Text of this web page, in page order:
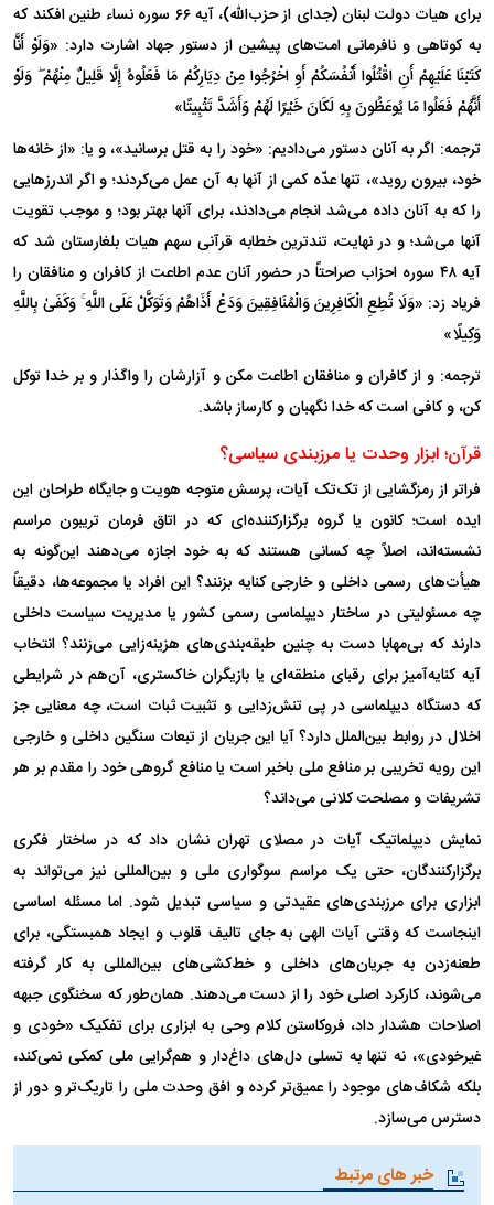
برای هیات دولت لبنان (جدای از حزب‌الله)، آیه ۶۶ سوره نساء طنین افکند که
به کوتاهی و نافرمانی امت‌های پیشین از دستور جهاد اشارت دارد: «وَلَوْ أَنَّا
کَتَبْنَا عَلَیْهِمْ أَنِ اقْتُلُوا أَنْفُسَکُمْ أَوِ اخْرُجُوا مِنْ دِیَارِکُمْ مَا فَعَلُوهُ إِلَّا قَلِیلٌ مِنْهُمْ ۖ وَلَوْ
أَنَّهُمْ فَعَلُوا مَا یُوعَظُونَ بِهِ لَکَانَ خَیْرًا لَهُمْ وَأَشَدَّ تَثْبِیتًا»
ترجمه: اگر به آنان دستور می‌دادیم: «خود را به قتل برسانید»، و یا: «از خانه‌ها
خود، بیرون روید»، تنها عدّه کمی از آنها به آن عمل می‌کردند؛ و اگر اندرز‌هایی
را که به آنان داده می‌شد انجام می‌دادند، برای آنها بهتر بود؛ و موجب تقویت
آنها می‌شد؛ و در نهایت، تندترین خطابه قرآنی سهم هیات بلغارستان شد که
آیه ۴۸ سوره احزاب صراحتاً در حضور آنان عدم اطاعت از کافران و منافقان را
فریاد زد: «وَلَا تُطِعِ الْکَافِرِینَ وَالْمُنَافِقِینَ وَدَعْ أَذَاهُمْ وَتَوَکَّلْ عَلَى اللَّهِ ۚ وَکَفَىٰ بِاللَّهِ
وَکِیلًا»
ترجمه: و از کافران و منافقان اطاعت مکن و آزارشان را واگذار و بر خدا توکل
کن، و کافی است که خدا نگهبان و کارساز باشد.
قرآن؛ ابزار وحدت یا مرزبندی سیاسی؟
فراتر از رمزگشایی از تک‌تک آیات، پرسش متوجه هویت و جایگاه طراحان این
ایده است؛ کانون یا گروه برگزارکننده‌ای که در اتاق فرمان تریبون مراسم
نشسته‌اند، اصلاً چه کسانی هستند که به خود اجازه می‌دهند این‌گونه به
هیأت‌های رسمی داخلی و خارجی کنایه بزنند؟ این افراد یا مجموعه‌ها، دقیقاً
چه مسئولیتی در ساختار دیپلماسی رسمی کشور یا مدیریت سیاست داخلی
دارند که بی‌مهابا دست به چنین طبقه‌بندی‌های هزینه‌زایی می‌زنند؟ انتخاب
آیه کنایه‌آمیز برای رقبای منطقه‌ای یا بازیگران خاکستری، آن‌هم در شرایطی
که دستگاه دیپلماسی در پی تنش‌زدایی و تثبیت ثبات است، چه معنایی جز
اخلال در روابط بین‌الملل دارد؟ آیا این جریان از تبعات سنگین داخلی و خارجی
این رویه تخریبی بر منافع ملی باخبر است یا منافع گروهی خود را مقدم بر هر
تشریفات و مصلحت کلانی می‌داند؟
نمایش دیپلماتیک آیات در مصلای تهران نشان داد که در ساختار فکری
برگزارکنندگان، حتی یک مراسم سوگواری ملی و بین‌المللی نیز می‌تواند به
ابزاری برای مرزبندی‌های عقیدتی و سیاسی تبدیل شود. اما مسئله اساسی
اینجاست که وقتی آیات الهی به جای تالیف قلوب و ایجاد همبستگی، برای
طعنه‌زدن به جریان‌های داخلی و خط‌کشی‌های بین‌المللی به کار گرفته
می‌شوند، کارکرد اصلی خود را از دست می‌دهند. همان‌طور که سخنگوی جبهه
اصلاحات هشدار داد، فروکاستن کلام وحی به ابزاری برای تفکیک «خودی و
غیرخودی»، نه تنها به تسلی دل‌های داغ‌دار و هم‌گرایی ملی کمکی نمی‌کند،
بلکه شکاف‌های موجود را عمیق‌تر کرده و افق وحدت ملی را تاریک‌تر و دور از
دسترس می‌سازد.
خبر های مرتبط